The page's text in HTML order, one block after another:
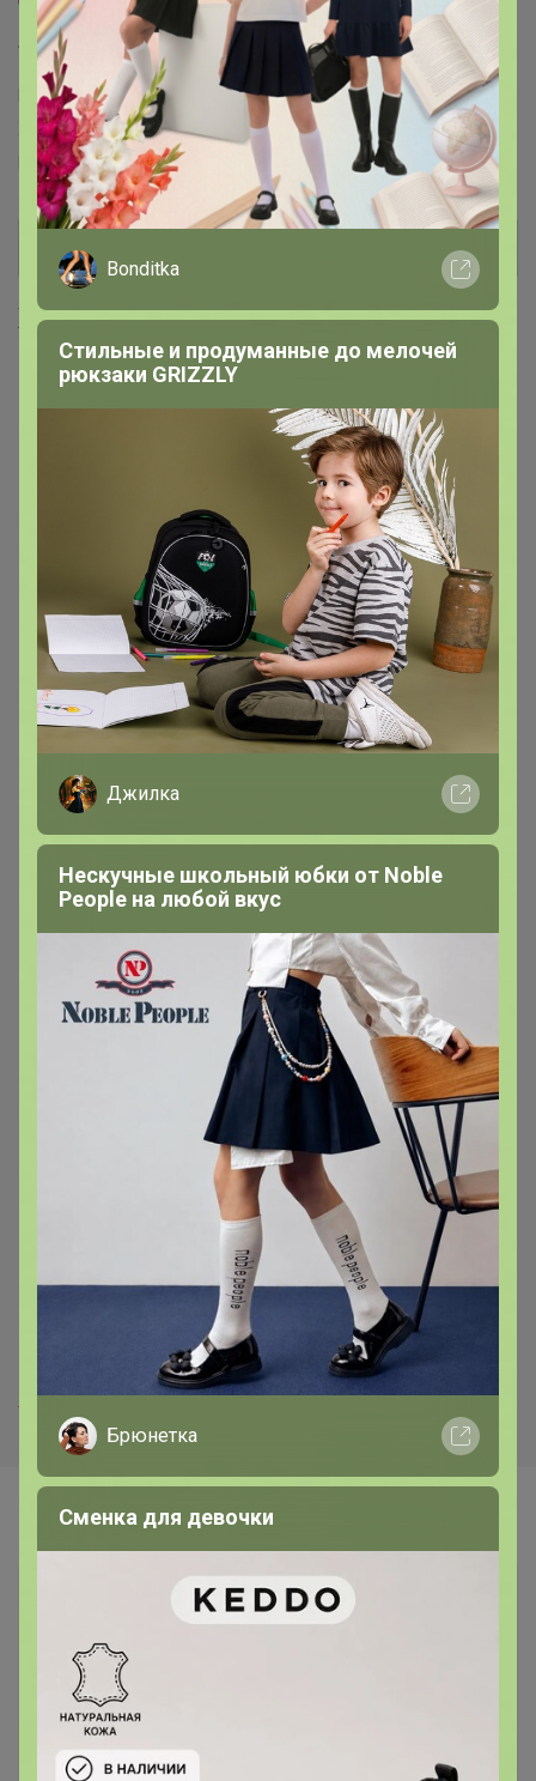
Торговые марки
Berrak™ Oztas™ Donella™ Orkide™ Penti™
Kota™
X-lady™
Berland™ Bross™ Ozkan™ Fapi™
Pijamoni™
Belinay™
Emek™ MissElit™
Хиты продаж
Мягкая игрушка плюшевая
мопс/ собака серый, 30 см
Мягкая игрушка плюшевая
мопс/ собака белый, 30 см
http://savepic.net/7084740.htm
мужская сетка
http://savepic.net/7080644.htm
женская сетка
Самые желанные
Bonditka
Стильные и продуманные до мелочей
рюкзаки GRIZZLY
Джилка
Нескучные школьный юбки от Nоblе
Реoplе на любой вкус
Брюнетка
Сменка для девочки